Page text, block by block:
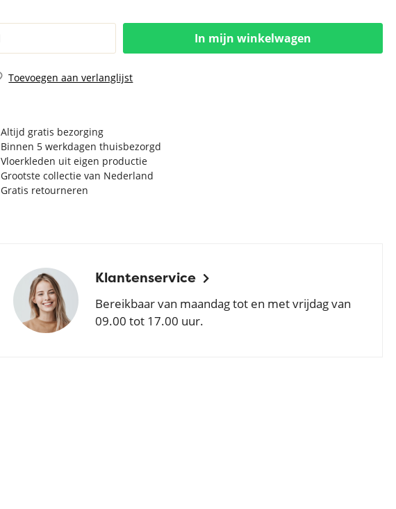
In mijn winkelwagen
Toevoegen aan verlanglijst
Altijd gratis bezorging
Binnen 5 werkdagen thuisbezorgd
Vloerkleden uit eigen productie
Grootste collectie van Nederland
Gratis retourneren
Klantenservice
Bereikbaar van maandag tot en met vrijdag van
09.00 tot 17.00 uur.